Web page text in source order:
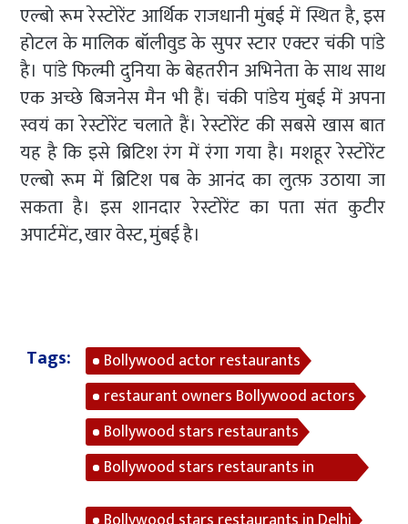
एल्बो रूम रेस्टोरेंट आर्थिक राजधानी मुंबई में स्थित है, इस
होटल के मालिक बॉलीवुड के सुपर स्टार एक्टर चंकी पांडे
है। पांडे फिल्मी दुनिया के बेहतरीन अभिनेता के साथ साथ
एक अच्छे बिजनेस मैन भी हैं। चंकी पांडेय मुंबई में अपना
स्वयं का रेस्टोरेंट चलाते हैं। रेस्टोरेंट की सबसे खास बात
यह है कि इसे ब्रिटिश रंग में रंगा गया है। मशहूर रेस्टोरेंट
एल्बो रूम में ब्रिटिश पब के आनंद का लुत्फ़ उठाया जा
सकता है। इस शानदार रेस्टोरेंट का पता संत कुटीर
अपार्टमेंट, खार वेस्ट, मुंबई है।
Tags:
Bollywood actor restaurants
restaurant owners Bollywood actors
Bollywood stars restaurants
Bollywood stars restaurants in